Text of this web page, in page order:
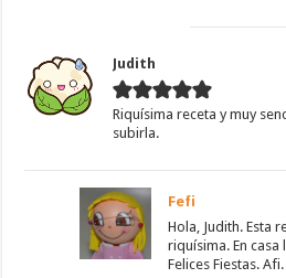
Judith
Riquísima receta y muy
subirla.
Fefi
Hola, Judith. Esta
riquísima. En
Felices Fiestas. Afi.